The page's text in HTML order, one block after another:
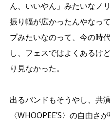
ん、いいやん」みたいなノ
振り幅が広かったんやなっ
プみたいなのって、今の時
し、フェスではよくあるけ
り見なかった。
出るバンドもそうやし、共
〈WHOOPEE’S〉の自由